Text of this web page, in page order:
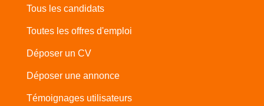
Tous les candidats
Toutes les offres d'emploi
Déposer un CV
Déposer une annonce
Témoignages utilisateurs